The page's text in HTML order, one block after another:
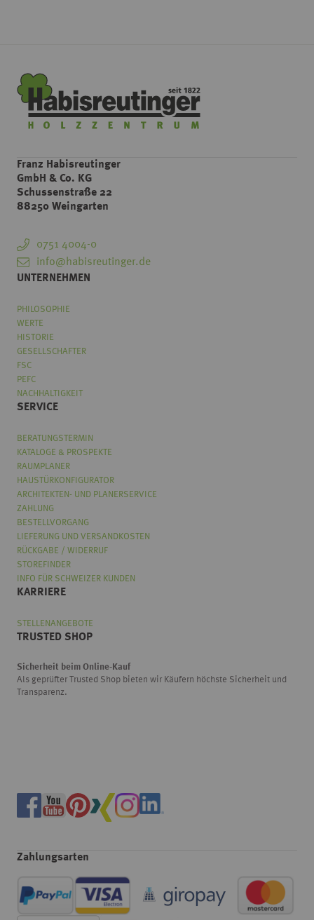
Franz Habisreutinger
GmbH & Co. KG
Schussenstraße 22
88250 Weingarten
0751 4004-0
info@habisreutinger.de
UNTERNEHMEN
PHILOSOPHIE
WERTE
HISTORIE
GESELLSCHAFTER
FSC
PEFC
NACHHALTIGKEIT
SERVICE
BERATUNGSTERMIN
KATALOGE & PROSPEKTE
RAUMPLANER
HAUSTÜRKONFIGURATOR
ARCHITEKTEN- UND PLANERSERVICE
ZAHLUNG
BESTELLVORGANG
LIEFERUNG UND VERSANDKOSTEN
RÜCKGABE / WIDERRUF
STOREFINDER
INFO FÜR SCHWEIZER KUNDEN
KARRIERE
STELLENANGEBOTE
TRUSTED SHOP
Sicherheit beim Online-Kauf
Als geprüfter Trusted Shop bieten wir Käufern höchste Sicherheit und
Transparenz.
Zahlungsarten